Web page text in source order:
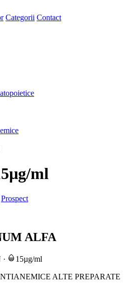
Categorii Contact
ml
Prospect
ALFA
· 15µg/ml
ALTE PREPARATE